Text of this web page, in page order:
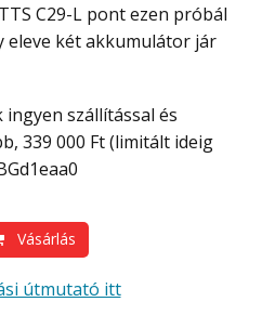
C29-L pont ezen próbál
eleve két akkumulátor jár
339 000 Ft (limitált ideig
Vásárlás
útmutató itt